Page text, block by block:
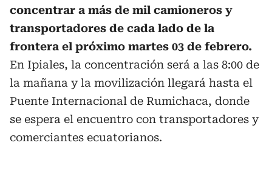
concentrar a más de mil camioneros y
transportadores de cada lado de la
frontera el próximo martes 03 de febrero.
En Ipiales, la concentración será a las 8:00 de
la mañana y la movilización llegará hasta el
Puente Internacional de Rumichaca, donde
se espera el encuentro con transportadores y
comerciantes ecuatorianos.